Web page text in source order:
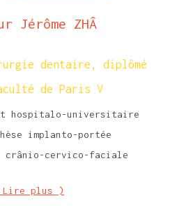
Jérôme ZHÂ
dentaire, diplômé
de Paris V
hospitalo-universitaire
implanto-portée
crânio-cervico-faciale
plus )